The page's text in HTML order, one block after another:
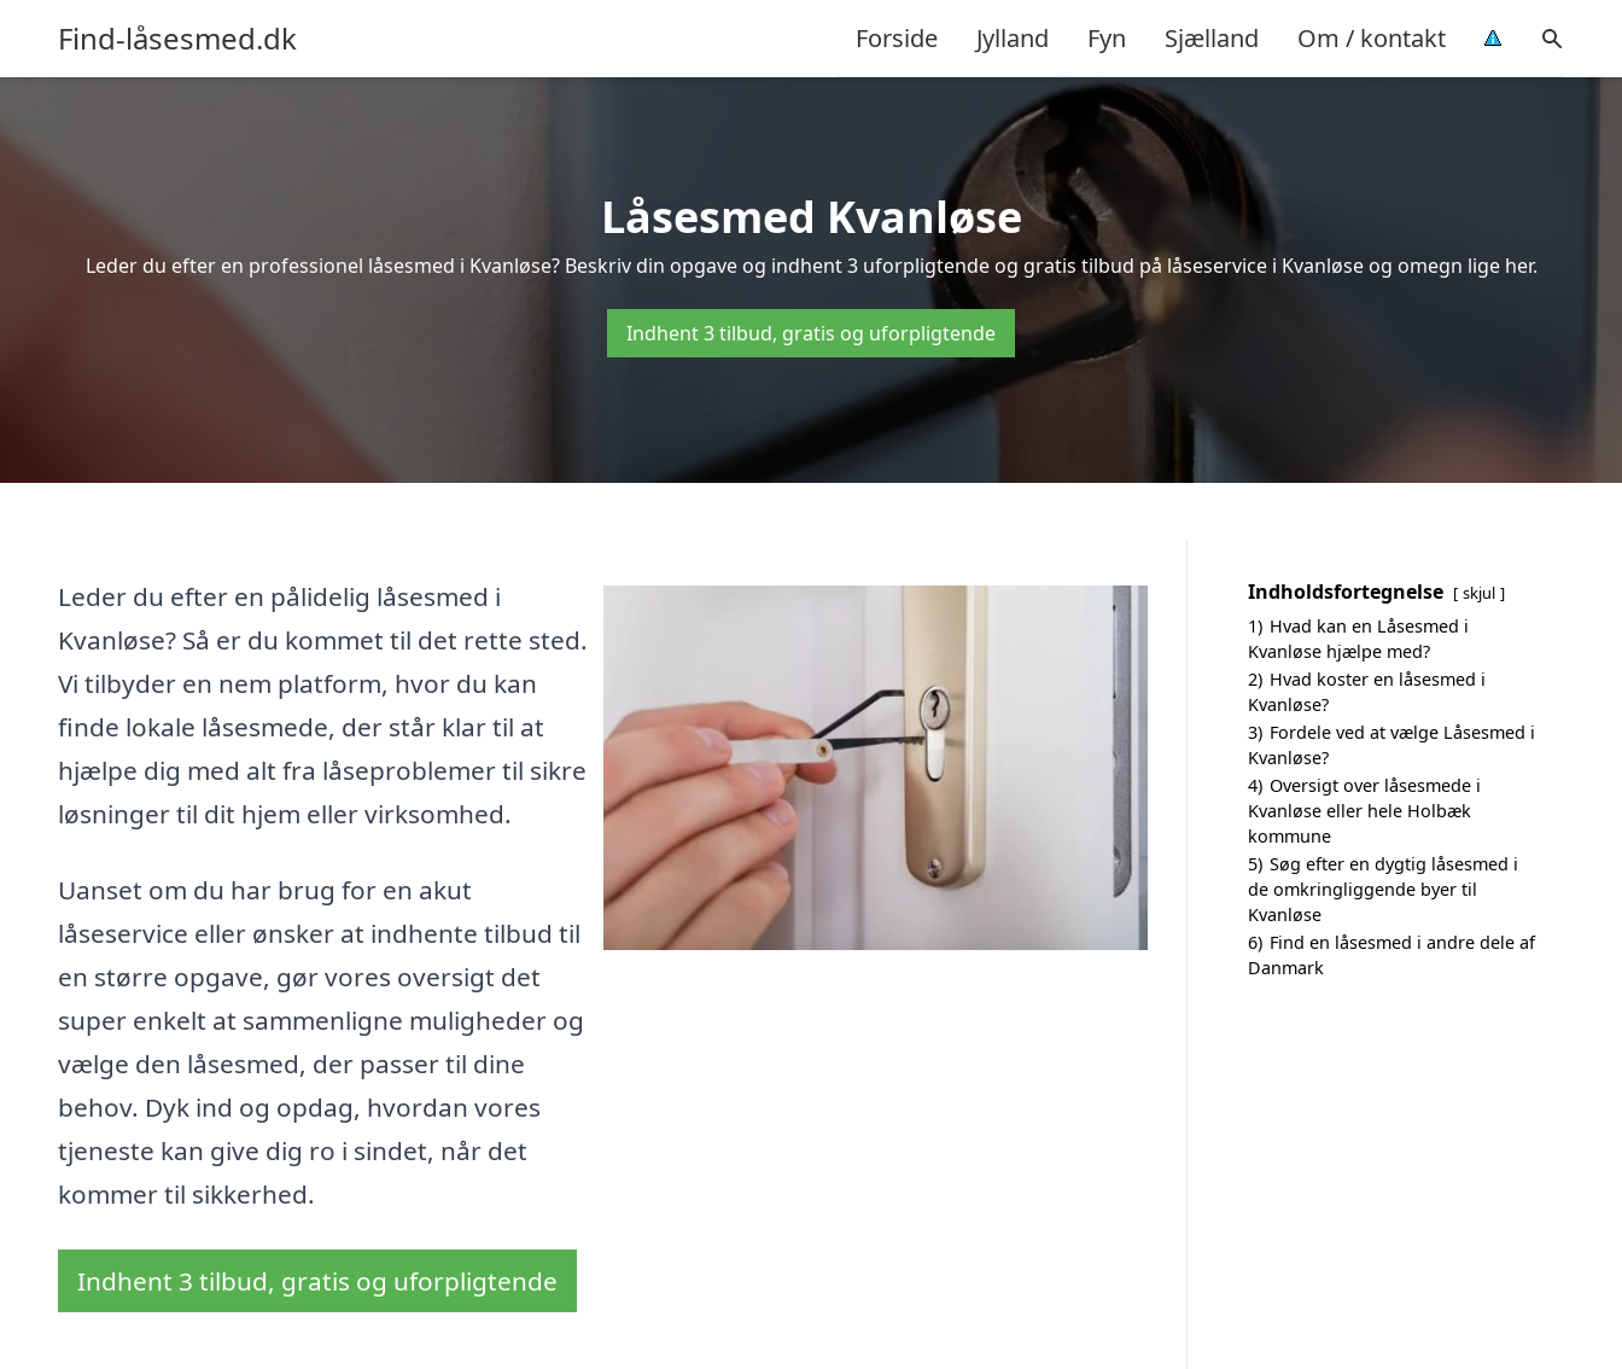
Find-låsesmed.dk Forside Jylland Fyn Sjælland Om / kontakt
Låsesmed Kvanløse
Leder du efter en professionel låsesmed i Kvanløse? Beskriv din opgave og indhent 3 uforpligtende og gratis tilbud på låseservice i Kvanløse og omegn lige her.
Indhent 3 tilbud, gratis og uforpligtende
Leder du efter en pålidelig låsesmed i
Kvanløse? Så er du kommet til det rette sted.
Vi tilbyder en nem platform, hvor du kan
finde lokale låsesmede, der står klar til at
hjælpe dig med alt fra låseproblemer til sikre
løsninger til dit hjem eller virksomhed.
Uanset om du har brug for en akut
låseservice eller ønsker at indhente tilbud til
en større opgave, gør vores oversigt det
super enkelt at sammenligne muligheder og
vælge den låsesmed, der passer til dine
behov. Dyk ind og opdag, hvordan vores
tjeneste kan give dig ro i sindet, når det
kommer til sikkerhed.
Indhent 3 tilbud, gratis og uforpligtende
Indholdsfortegnelse skjul
1) Hvad kan en Låsesmed i
Kvanløse hjælpe med?
2) Hvad koster en låsesmed i
Kvanløse?
3) Fordele ved at vælge Låsesmed i
Kvanløse?
4) Oversigt over låsesmede i
Kvanløse eller hele Holbæk
kommune
5) Søg efter en dygtig låsesmed i
de omkringliggende byer til
Kvanløse
6) Find en låsesmed i andre dele af
Danmark